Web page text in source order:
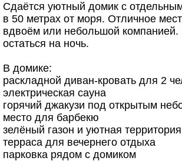
Сдаётся уютный домик с
в 50 метрах от моря. Отличное
вдвоём или небольшой компанией.
остаться на ночь.
В домике:
раскладной диван-кровать для 2
электрическая сауна
горячий джакузи под открытым
место для барбекю
зелёный газон и уютная
терраса для вечернего отдыха
парковка рядом с домиком